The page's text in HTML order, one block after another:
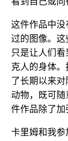
这件作品中
过的图像。这
只是让人们
克人的身体
了长期以来
动物，既可
件作品除了加
卡里姆和我